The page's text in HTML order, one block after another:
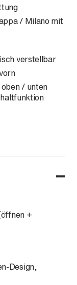
/ Milano mit
verstellbar
/ unten
+
Design,